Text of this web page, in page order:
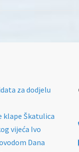
za dodjelu
klape Škatulica
vijeća Ivo
Dana